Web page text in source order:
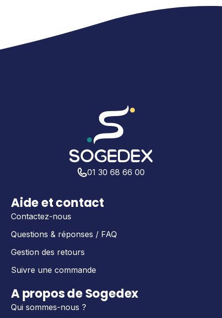
01 30 68 66 00
Aide et contact
Contactez-nous
Questions & réponses / FAQ
Gestion des retours
Suivre une commande
A propos de Sogedex
Qui sommes-nous ?